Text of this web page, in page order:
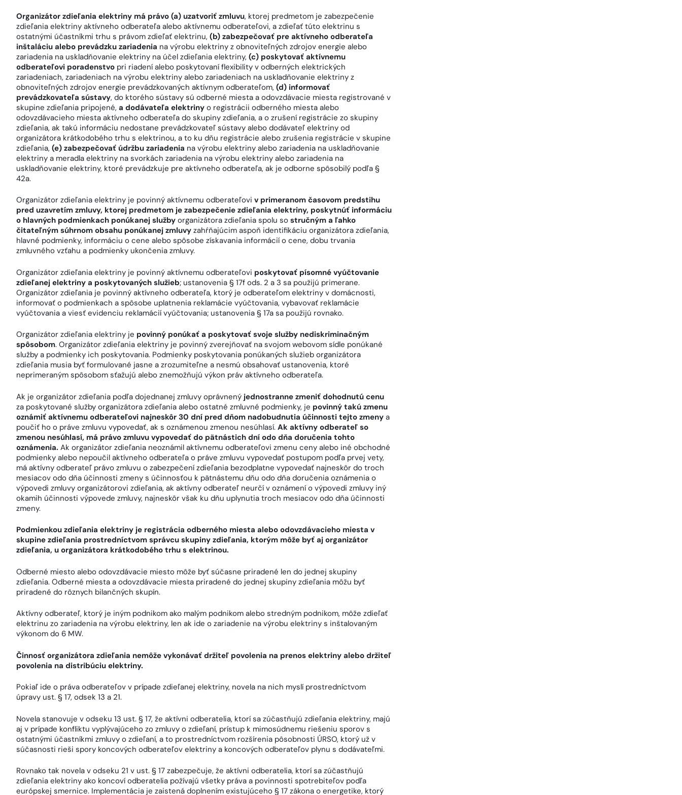
Organizátor zdieľania elektriny má právo (a) uzatvoriť zmluvu, ktorej predmetom je zabezpečenie
zdieľania elektriny aktívneho odberateľa alebo aktívnemu odberateľovi, a zdieľať túto elektrinu s
ostatnými účastníkmi trhu s právom zdieľať elektrinu, (b) zabezpečovať pre aktívneho odberateľa
inštaláciu alebo prevádzku zariadenia na výrobu elektriny z obnoviteľných zdrojov energie alebo
zariadenia na uskladňovanie elektriny na účel zdieľania elektriny, (c) poskytovať aktívnemu
odberateľovi poradenstvo pri riadení alebo poskytovaní flexibility v odberných elektrických
zariadeniach, zariadeniach na výrobu elektriny alebo zariadeniach na uskladňovanie elektriny z
obnoviteľných zdrojov energie prevádzkovaných aktívnym odberateľom, (d) informovať
prevádzkovateľa sústavy, do ktorého sústavy sú odberné miesta a odovzdávacie miesta registrované v
skupine zdieľania pripojené, a dodávateľa elektriny o registrácii odberného miesta alebo
odovzdávacieho miesta aktívneho odberateľa do skupiny zdieľania, a o zrušení registrácie zo skupiny
zdieľania, ak takú informáciu nedostane prevádzkovateľ sústavy alebo dodávateľ elektriny od
organizátora krátkodobého trhu s elektrinou, a to ku dňu registrácie alebo zrušenia registrácie v skupine
zdieľania, (e) zabezpečovať údržbu zariadenia na výrobu elektriny alebo zariadenia na uskladňovanie
elektriny a meradla elektriny na svorkách zariadenia na výrobu elektriny alebo zariadenia na
uskladňovanie elektriny, ktoré prevádzkuje pre aktívneho odberateľa, ak je odborne spôsobilý podľa §
42a.
Organizátor zdieľania elektriny je povinný aktívnemu odberateľovi v primeranom časovom predstihu
pred uzavretím zmluvy, ktorej predmetom je zabezpečenie zdieľania elektriny, poskytnúť informáciu
o hlavných podmienkach ponúkanej služby organizátora zdieľania spolu so stručným a ľahko
čitateľným súhrnom obsahu ponúkanej zmluvy zahŕňajúcim aspoň identifikáciu organizátora zdieľania,
hlavné podmienky, informáciu o cene alebo spôsobe získavania informácií o cene, dobu trvania
zmluvného vzťahu a podmienky ukončenia zmluvy.
Organizátor zdieľania elektriny je povinný aktívnemu odberateľovi poskytovať písomné vyúčtovanie
zdieľanej elektriny a poskytovaných služieb; ustanovenia § 17f ods. 2 a 3 sa použijú primerane.
Organizátor zdieľania je povinný aktívneho odberateľa, ktorý je odberateľom elektriny v domácnosti,
informovať o podmienkach a spôsobe uplatnenia reklamácie vyúčtovania, vybavovať reklamácie
vyúčtovania a viesť evidenciu reklamácií vyúčtovania; ustanovenia § 17a sa použijú rovnako.
Organizátor zdieľania elektriny je povinný ponúkať a poskytovať svoje služby nediskriminačným
spôsobom. Organizátor zdieľania elektriny je povinný zverejňovať na svojom webovom sídle ponúkané
služby a podmienky ich poskytovania. Podmienky poskytovania ponúkaných služieb organizátora
zdieľania musia byť formulované jasne a zrozumiteľne a nesmú obsahovať ustanovenia, ktoré
neprimeraným spôsobom sťažujú alebo znemožňujú výkon práv aktívneho odberateľa.
Ak je organizátor zdieľania podľa dojednanej zmluvy oprávnený jednostranne zmeniť dohodnutú cenu
za poskytované služby organizátora zdieľania alebo ostatné zmluvné podmienky, je povinný takú zmenu
oznámiť aktívnemu odberateľovi najneskôr 30 dní pred dňom nadobudnutia účinnosti tejto zmeny a
poučiť ho o práve zmluvu vypovedať, ak s oznámenou zmenou nesúhlasí. Ak aktívny odberateľ so
zmenou nesúhlasí, má právo zmluvu vypovedať do pätnástich dní odo dňa doručenia tohto
oznámenia. Ak organizátor zdieľania neoznámil aktívnemu odberateľovi zmenu ceny alebo iné obchodné
podmienky alebo nepoučil aktívneho odberateľa o práve zmluvu vypovedať postupom podľa prvej vety,
má aktívny odberateľ právo zmluvu o zabezpečení zdieľania bezodplatne vypovedať najneskôr do troch
mesiacov odo dňa účinnosti zmeny s účinnosťou k pätnástemu dňu odo dňa doručenia oznámenia o
výpovedi zmluvy organizátorovi zdieľania, ak aktívny odberateľ neurčí v oznámení o výpovedi zmluvy iný
okamih účinnosti výpovede zmluvy, najneskôr však ku dňu uplynutia troch mesiacov odo dňa účinnosti
zmeny.
Podmienkou zdieľania elektriny je registrácia odberného miesta alebo odovzdávacieho miesta v
skupine zdieľania prostredníctvom správcu skupiny zdieľania, ktorým môže byť aj organizátor
zdieľania, u organizátora krátkodobého trhu s elektrinou.
Odberné miesto alebo odovzdávacie miesto môže byť súčasne priradené len do jednej skupiny
zdieľania. Odberné miesta a odovzdávacie miesta priradené do jednej skupiny zdieľania môžu byť
priradené do rôznych bilančných skupín.
Aktívny odberateľ, ktorý je iným podnikom ako malým podnikom alebo stredným podnikom, môže zdieľať
elektrinu zo zariadenia na výrobu elektriny, len ak ide o zariadenie na výrobu elektriny s inštalovaným
výkonom do 6 MW.
Činnosť organizátora zdieľania nemôže vykonávať držiteľ povolenia na prenos elektriny alebo držiteľ
povolenia na distribúciu elektriny.
Pokiaľ ide o práva odberateľov v prípade zdieľanej elektriny, novela na nich myslí prostredníctvom
úpravy ust. § 17, odsek 13 a 21.
Novela stanovuje v odseku 13 ust. § 17, že aktívni odberatelia, ktorí sa zúčastňujú zdieľania elektriny, majú
aj v prípade konfliktu vyplývajúceho zo zmluvy o zdieľaní, prístup k mimosúdnemu riešeniu sporov s
ostatnými účastníkmi zmluvy o zdieľaní, a to prostredníctvom rozšírenia pôsobnosti ÚRSO, ktorý už v
súčasnosti rieši spory koncových odberateľov elektriny a koncových odberateľov plynu s dodávateľmi.
Rovnako tak novela v odseku 21 v ust. § 17 zabezpečuje, že aktívni odberatelia, ktorí sa zúčastňujú
zdieľania elektriny ako koncoví odberatelia požívajú všetky práva a povinnosti spotrebiteľov podľa
európskej smernice. Implementácia je zaistená doplnením existujúceho § 17 zákona o energetike, ktorý